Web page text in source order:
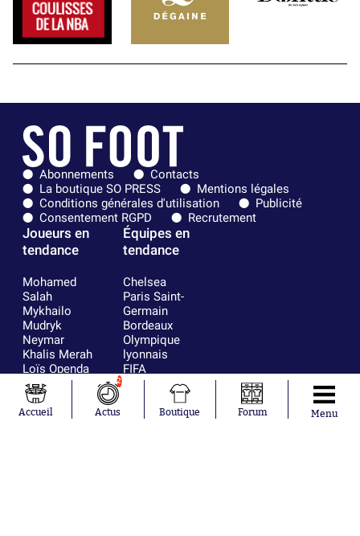
Abonnements
Contacts
La boutique SO PRESS
Mentions légales
Conditions générales d'utilisation
Publicité
Consentement RGPD
Recrutement
Joueurs en
tendance
Mohamed
Salah
Mykhailo
Mudryk
Neymar
Khalis Merah
Loïs Openda
Moussa
Niakhaté
Nicolás
Équipes en
tendance
Chelsea
Paris Saint-
Germain
Bordeaux
Olympique
lyonnais
FIFA
Real Madrid
RC Strasbourg
AC Milan
Accueil
2
Actus Boutique Forum Menu